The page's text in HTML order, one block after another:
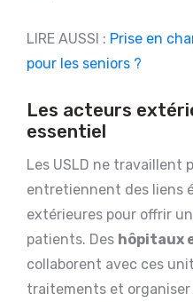
LIRE AUSSI : Prise en
pour les seniors ?
Les acteurs
essentiel
Les USLD ne travaillent
entretiennent des liens
extérieures pour offrir
patients. Des hôpitaux
collaborent avec ces
traitements et organiser